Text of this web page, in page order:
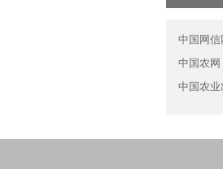
中国网信
中国农网
中国农业